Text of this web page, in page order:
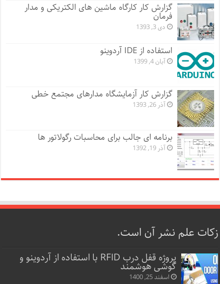
گزارش کار کارگاه ماشین های الکتریکی و مدار
فرمان
دی 3, 1393
استفاده از IDE آردوینو
آبان 4, 1399
گزارش کار آزمایشگاه مدارهای مجتمع خطی
آذر 26, 1393
برنامه ای جالب برای محاسبات رگولاتور ها
آذر 19, 1392
زکات علم نشر آن است.
پروژه قفل‌ درب RFID با استفاده از آردوینو و
گوشی هوشمند
اسفند 25, 1400